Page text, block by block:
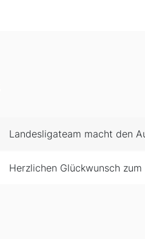
Landesligateam macht den
Herzlichen Glückwunsch